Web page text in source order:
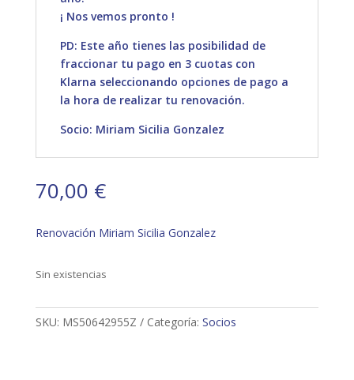
¡ Nos vemos pronto !
PD: Este año tienes las posibilidad de
fraccionar tu pago en 3 cuotas con
Klarna seleccionando opciones de pago a
la hora de realizar tu renovación.
Socio: Miriam Sicilia Gonzalez
70,00 €
Renovación Miriam Sicilia Gonzalez
Sin existencias
SKU: MS50642955Z Categoría: Socios